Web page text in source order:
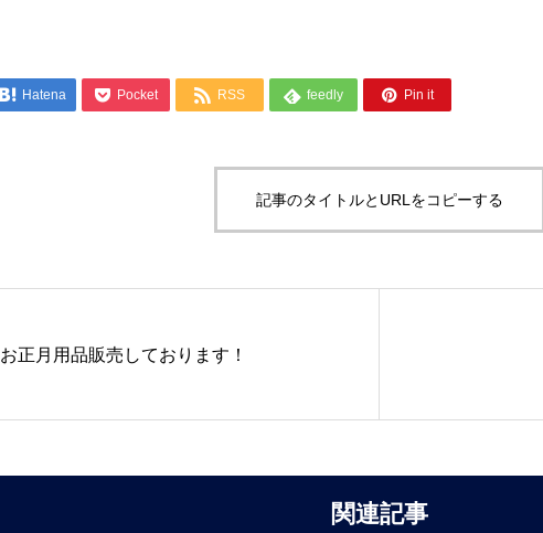
 Hatena  Pocket  RSS  feedly  Pin it
記事のタイトルとURLをコピーする
お正月用品販売しております！
関連記事